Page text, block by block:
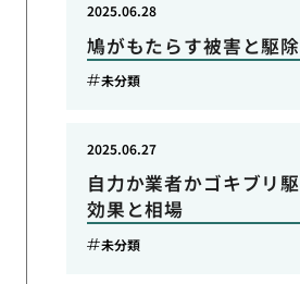
鳩がもたらす被害と駆
2025.06.28
未分類
自力か業者かゴキブリ
効果と相場
2025.06.27
未分類